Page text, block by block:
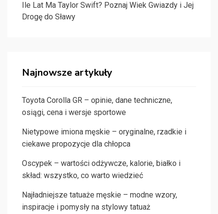
Ile Lat Ma Taylor Swift? Poznaj Wiek Gwiazdy i Jej
Drogę do Sławy
Najnowsze artykuły
Toyota Corolla GR – opinie, dane techniczne,
osiągi, cena i wersje sportowe
Nietypowe imiona męskie – oryginalne, rzadkie i
ciekawe propozycje dla chłopca
Oscypek – wartości odżywcze, kalorie, białko i
skład: wszystko, co warto wiedzieć
Najładniejsze tatuaże męskie – modne wzory,
inspiracje i pomysły na stylowy tatuaż